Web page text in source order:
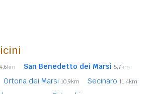
4,6km San Benedetto dei Marsi 5,7km
Ortona dei Marsi 10,9km Secinaro 11,4km